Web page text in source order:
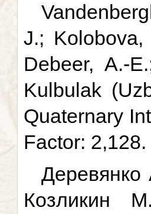
J.;
Debeer, A.-
Kulbulak
Quaternary
Factor: 2,128.
Козликин